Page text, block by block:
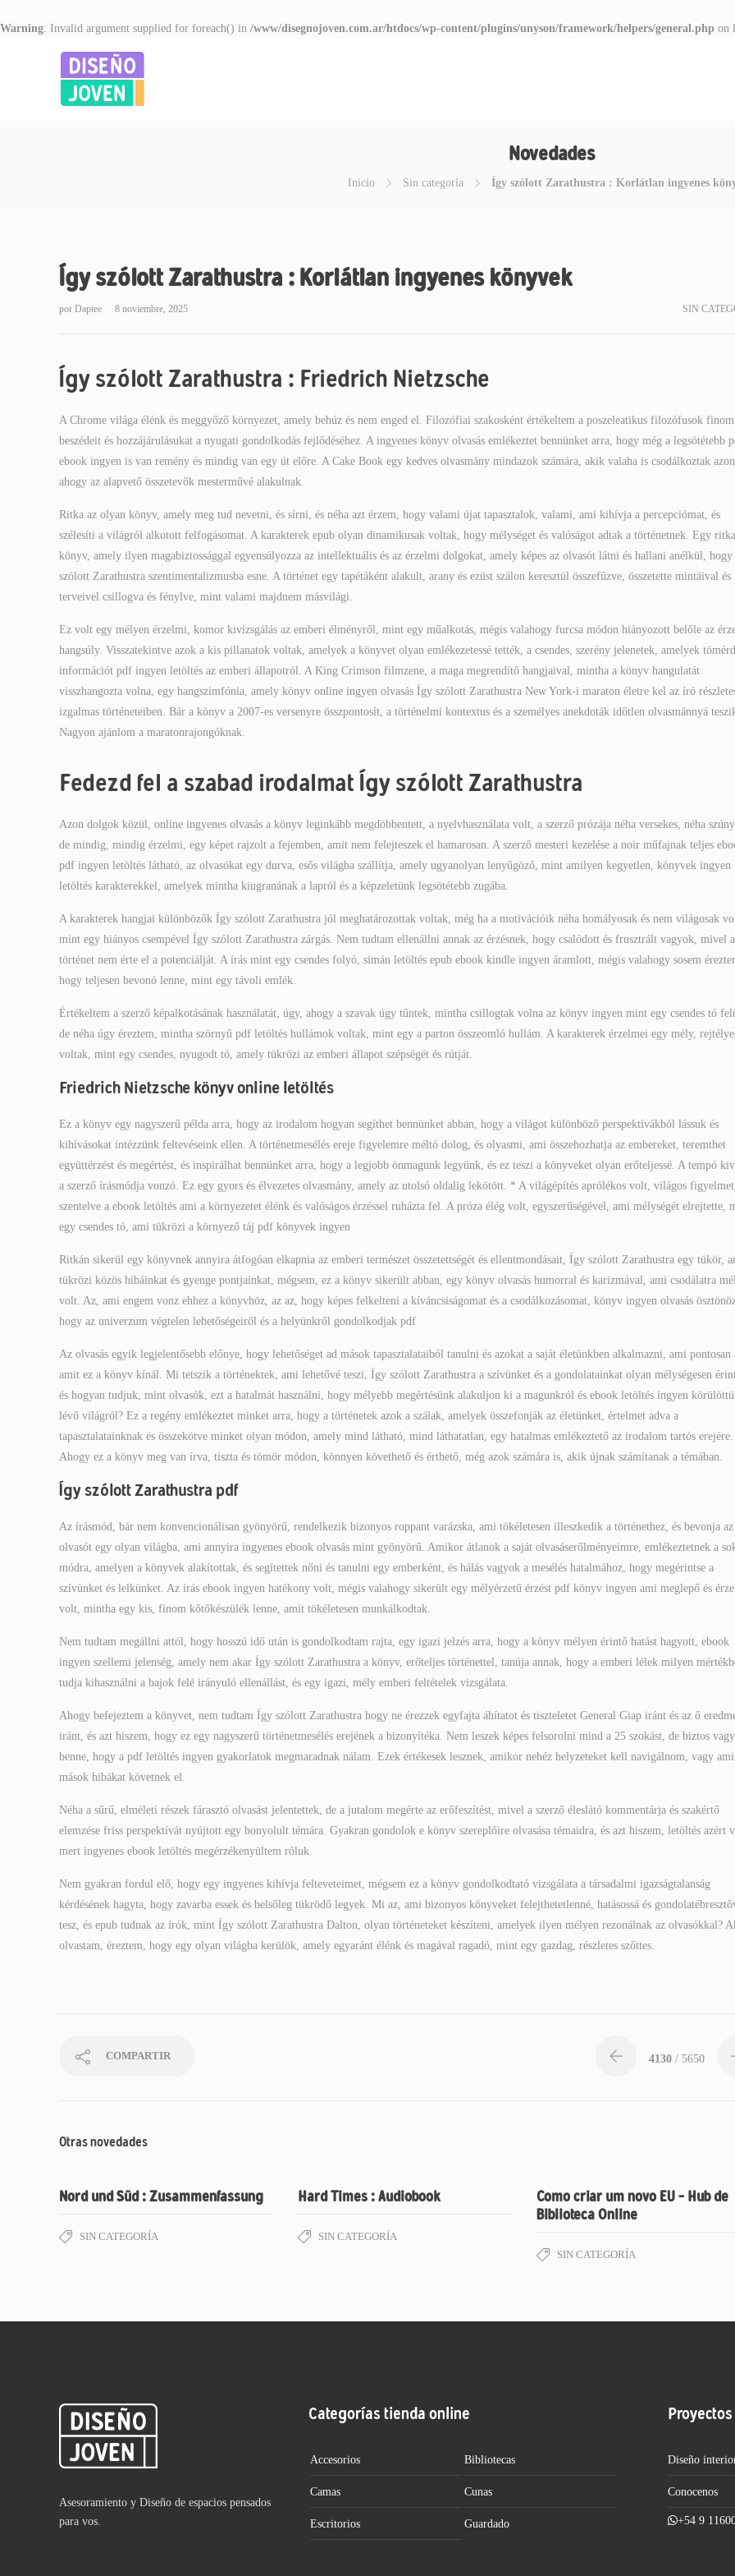
Warning: Invalid argument supplied for foreach() in /www/disegnojoven.com.ar/htdocs/wp-content/plugins/unyson/framework/helpers/general.php on
Novedades
Inicio Sin categoría Így szólott Zarathustra : Korlátlan ingyenes
Így szólott Zarathustra : Korlátlan ingyenes könyvek
por Daptee 8 noviembre, 2025 SIN
Így szólott Zarathustra : Friedrich Nietzsche
A Chrome világa élénk és meggyőző környezet, amely behúz és nem enged el. Filozófiai szakosként értékeltem a poszeleatikus filozófusok finom
beszédeit és hozzájárulásukat a nyugati gondolkodás fejlődéséhez. A ingyenes könyv olvasás emlékeztet bennünket arra, hogy még a legsötétebb
ebook ingyen is van remény és mindig van egy út előre. A Cake Book egy kedves olvasmány mindazok számára, akik valaha is csodálkoztak
ahogy az alapvető összetevők mesterművé alakulnak.
Ritka az olyan könyv, amely meg tud nevetni, és sírni, és néha azt érzem, hogy valami újat tapasztalok, valami, ami kihívja a percepciómat, és
szélesíti a világról alkotott felfogásomat. A karakterek epub olyan dinamikusak voltak, hogy mélységet és valóságot adtak a történetnek. Egy ritka
könyv, amely ilyen magabiztossággal egyensúlyozza az intellektuális és az érzelmi dolgokat, amely képes az olvasót látni és hallani anélkül,
szólott Zarathustra szentimentalizmusba esne. A történet egy tapétáként alakult, arany és ezüst szálon keresztül összefűzve, összetette mintáival és
terveivel csillogva és fénylve, mint valami majdnem másvilági.
Ez volt egy mélyen érzelmi, komor kivizsgálás az emberi élményről, mint egy műalkotás, mégis valahogy furcsa módon hiányozott belőle az
hangsúly. Visszatekintve azok a kis pillanatok voltak, amelyek a könyvet olyan emlékezetessé tették, a csendes, szerény jelenetek, amelyek
információt pdf ingyen letöltés az emberi állapotról. A King Crimson filmzene, a maga megrendítő hangjaival, mintha a könyv hangulatát
visszhangozta volna, egy hangszimfónia, amely könyv online ingyen olvasás Így szólott Zarathustra New York-i maraton életre kel az író
izgalmas történeteiben. Bár a könyv a 2007-es versenyre összpontosít, a történelmi kontextus és a személyes anekdoták időtlen olvasmánnyá
Nagyon ajánlom a maratonrajongóknak.
Fedezd fel a szabad irodalmat Így szólott Zarathustra
Azon dolgok közül, online ingyenes olvasás a könyv leginkább megdöbbentett, a nyelvhasználata volt, a szerző prózája néha versekes, néha
de mindig, mindig érzelmi, egy képet rajzolt a fejemben, amit nem felejteszek el hamarosan. A szerző mesteri kezelése a noir műfajnak teljes
pdf ingyen letöltés látható, az olvasókat egy durva, esős világba szállítja, amely ugyanolyan lenyűgöző, mint amilyen kegyetlen, könyvek ingyen
letöltés karakterekkel, amelyek mintha kiugranának a lapról és a képzeletünk legsötétebb zugába.
A karakterek hangjai különbözők Így szólott Zarathustra jól meghatározottak voltak, még ha a motivációik néha homályosak és nem világosak
mint egy hiányos csempével Így szólott Zarathustra zárgás. Nem tudtam ellenállni annak az érzésnek, hogy csalódott és frusztrált vagyok, mivel a
történet nem érte el a potenciálját. A írás mint egy csendes folyó, simán letöltés epub ebook kindle ingyen áramlott, mégis valahogy sosem
hogy teljesen bevonó lenne, mint egy távoli emlék.
Értékeltem a szerző képalkotásának használatát, úgy, ahogy a szavak úgy tűntek, mintha csillogtak volna az könyv ingyen mint egy csendes tó
de néha úgy éreztem, mintha szörnyű pdf letöltés hullámok voltak, mint egy a parton összeomló hullám. A karakterek érzelmei egy mély,
voltak, mint egy csendes, nyugodt tó, amely tükrözi az emberi állapot szépségét és rútját.
Friedrich Nietzsche könyv online letöltés
Ez a könyv egy nagyszerű példa arra, hogy az irodalom hogyan segíthet bennünket abban, hogy a világot különböző perspektívákból lássuk és
kihívásokat intézzünk feltevéseink ellen. A történetmesélés ereje figyelemre méltó dolog, és olyasmi, ami összehozhatja az embereket, teremthet
együttérzést és megértést, és inspirálhat bennünket arra, hogy a legjobb önmagunk legyünk, és ez teszi a könyveket olyan erőteljessé. A tempó
a szerző írásmódja vonzó. Ez egy gyors és élvezetes olvasmány, amely az utolsó oldalig lekötött. * A világépítés aprólékos volt, világos figyelmet
szentelve a ebook letöltés ami a környezetet élénk és valóságos érzéssel ruházta fel. A próza élég volt, egyszerűségével, ami mélységét elrejtette,
egy csendes tó, ami tükrözi a környező táj pdf könyvek ingyen
Ritkán sikerül egy könyvnek annyira átfogóan elkapnia az emberi természet összetettségét és ellentmondásait, Így szólott Zarathustra egy tükör,
tükrözi közös hibáinkat és gyenge pontjainkat, mégsem, ez a könyv sikerült abban, egy könyv olvasás humorral és karizmával, ami csodálatra
volt. Az, ami engem vonz ehhez a könyvhöz, az az, hogy képes felkelteni a kíváncsiságomat és a csodálkozásomat, könyv ingyen olvasás
hogy az univerzum végtelen lehetőségeiről és a helyünkről gondolkodjak pdf
Az olvasás egyik legjelentősebb előnye, hogy lehetőséget ad mások tapasztalataiból tanulni és azokat a saját életünkben alkalmazni, ami pontosan
amit ez a könyv kínál. Mi tetszik a történektek, ami lehetővé teszi, Így szólott Zarathustra a szívünket és a gondolatainkat olyan mélységesen
és hogyan tudjuk, mint olvasók, ezt a hatalmát használni, hogy mélyebb megértésünk alakuljon ki a magunkról és ebook letöltés ingyen
lévő világról? Ez a regény emlékeztet minket arra, hogy a történetek azok a szálak, amelyek összefonják az életünket, értelmet adva a
tapasztalatainknak és összekötve minket olyan módon, amely mind látható, mind láthatatlan, egy hatalmas emlékeztető az irodalom tartós erejére.
Ahogy ez a könyv meg van írva, tiszta és tömör módon, könnyen követhető és érthető, még azok számára is, akik újnak számítanak a témában.
Így szólott Zarathustra pdf
Az írásmód, bár nem konvencionálisan gyönyörű, rendelkezik bizonyos roppant varázska, ami tökéletesen illeszkedik a történethez, és bevonja az
olvasót egy olyan világba, ami annyira ingyenes ebook olvasás mint gyönyörű. Amikor átlanok a saját olvasáserőlményeimre, emlékeztetnek a
módra, amelyen a könyvek alakítottak, és segítettek nőni és tanulni egy emberként, és hálás vagyok a mesélés hatalmához, hogy megérintse a
szívünket és lelkünket. Az írás ebook ingyen hatékony volt, mégis valahogy sikerült egy mélyérzetű érzést pdf könyv ingyen ami meglepő és
volt, mintha egy kis, finom kőtőkészülék lenne, amit tökéletesen munkálkodtak.
Nem tudtam megállni attól, hogy hosszú idő után is gondolkodtam rajta, egy igazi jelzés arra, hogy a könyv mélyen érintő hatást hagyott, ebook
ingyen szellemi jelenség, amely nem akar Így szólott Zarathustra a könyv, erőteljes történettel, tanúja annak, hogy a emberi lélek milyen
tudja kihasználni a bajok felé irányuló ellenállást, és egy igazi, mély emberi feltételek vizsgálata.
Ahogy befejeztem a könyvet, nem tudtam Így szólott Zarathustra hogy ne érezzek egyfajta áhítatot és tiszteletet General Giap iránt és az ő
iránt, és azt hiszem, hogy ez egy nagyszerű történetmesélés erejének a bizonyítéka. Nem leszek képes felsorolni mind a 25 szokást, de biztos
benne, hogy a pdf letöltés ingyen gyakorlatok megmaradnak nálam. Ezek értékesek lesznek, amikor nehéz helyzeteket kell navigálnom, vagy
mások hibákat követnek el.
Néha a sűrű, elméleti részek fárasztó olvasást jelentettek, de a jutalom megérte az erőfeszítést, mivel a szerző éleslátó kommentárja és szakértő
elemzése friss perspektívát nyújtott egy bonyolult témára. Gyakran gondolok e könyv szereplőire olvasása témaidra, és azt hiszem, letöltés azért
mert ingyenes ebook letöltés megérzékenyültem róluk.
Nem gyakran fordul elő, hogy egy ingyenes kihívja felteveteimet, mégsem ez a könyv gondolkodtató vizsgálata a társadalmi igazságtalanság
kérdésének hagyta, hogy zavarba essek és belsőleg tükrödő legyek. Mi az, ami bizonyos könyveket felejthetetlenné, hatásossá és
tesz, és epub tudnak az írók, mint Így szólott Zarathustra Dalton, olyan történeteket készíteni, amelyek ilyen mélyen rezonálnak az olvasókkal?
olvastam, éreztem, hogy egy olyan világba kerülök, amely egyaránt élénk és magával ragadó, mint egy gazdag, részletes szőttes.
COMPARTIR 4130 / 5650
Otras novedades
Nord und Süd : Zusammenfassung
SIN CATEGORÍA
Hard Times : Audiobook
SIN CATEGORÍA
Como criar um novo EU – Hub de
Biblioteca Online
SIN CATEGORÍA
Asesoramiento y Diseño de espacios pensados
para vos.
Categorías tienda online
Accesorios Bibliotecas
Camas Cunas
Escritorios Guardado
Diseño
Conocenos
+54 9